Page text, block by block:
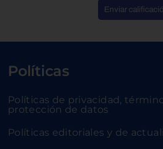
Políticas
Políticas de privacidad,
protección de datos
Políticas editoriales y de